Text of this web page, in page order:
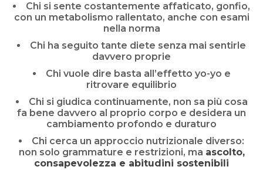
Chi si sente costantemente affaticato, gonfio,
con un metabolismo rallentato, anche con esami
nella norma
Chi ha seguito tante diete senza mai sentirle
davvero proprie
Chi vuole dire basta all’effetto yo-yo e
ritrovare equilibrio
Chi si giudica continuamente, non sa più cosa
fa bene davvero al proprio corpo e desidera un
cambiamento profondo e duraturo
Chi cerca un approccio nutrizionale diverso:
non solo grammature e restrizioni, ma ascolto,
consapevolezza e abitudini sostenibili